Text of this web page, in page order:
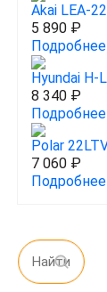
Akai LEA-
5 890 ₽
Подробнее
Hyundai H-
8 340 ₽
Подробнее
Polar
7 060 ₽
Подробнее